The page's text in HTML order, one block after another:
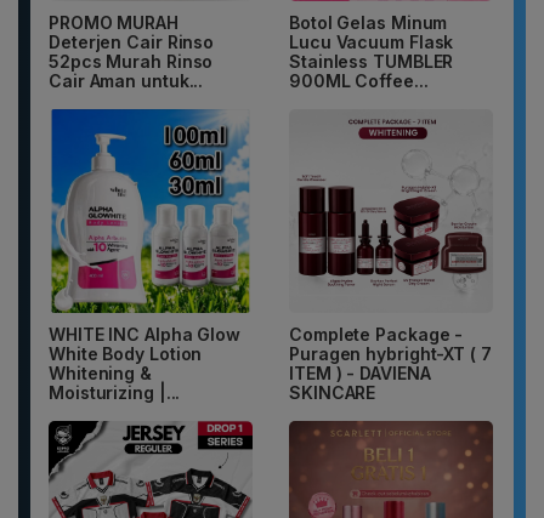
PROMO MURAH
Deterjen Cair Rinso
52pcs Murah Rinso
Cair Aman untuk...
Botol Gelas Minum
Lucu Vacuum Flask
Stainless TUMBLER
900ML Coffee...
WHITE INC Alpha Glow
White Body Lotion
Whitening &
Moisturizing |...
Complete Package -
Puragen hybright-XT ( 7
ITEM ) - DAVIENA
SKINCARE